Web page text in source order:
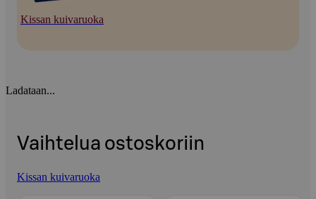
Kissan kuivaruoka
Ladataan...
Vaihtelua ostoskoriin
Kissan kuivaruoka